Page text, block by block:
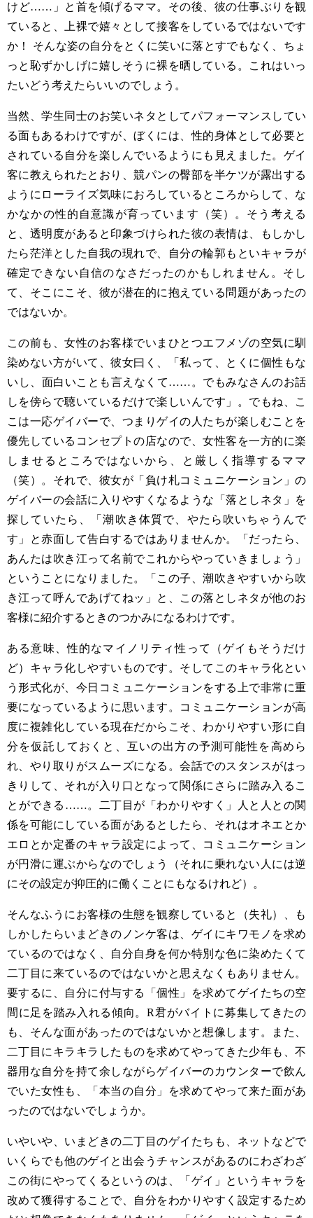
けど…… 」と首を傾げるママ。その後、彼の仕事ぶりを観
ていると、上裸で嬉々として接客をしているではないです
か！ そんな姿の自分をとくに笑いに落とすでもなく、ちょ
っと恥ずかしげに嬉しそうに裸を晒している。これはいっ
たいどう考えたらいいのでしょう。
当然、学生同士のお笑いネタとしてパフォーマンスしてい
る面もあるわけですが、ぼくには、性的身体として必要と
されている自分を楽しんでいるようにも見えました。ゲイ
客に教えられたとおり、競パンの臀部を半ケツが露出する
ようにローライズ気味におろしているところからして、な
かなかの性的自意識が育っています（笑）。そう考える
と、透明度があると印象づけられた彼の表情は、もしかし
たら茫洋とした自我の現れで、自分の輪郭もといキャラが
確定できない自信のなさだったのかもしれません。そし
て、そこにこそ、彼が潜在的に抱えている問題があったの
ではないか。
この前も、女性のお客様でいまひとつエフメゾの空気に馴
染めない方がいて、彼女曰く、「私って、とくに個性もな
いし、面白いことも言えなくて…… 。でもみなさんのお話
しを傍らで聴いているだけで楽しいんです」。でもね、こ
こは一応ゲイバーで、つまりゲイの人たちが楽しむことを
優先しているコンセプトの店なので、女性客を一方的に楽
しませるところではないから、と厳しく指導するママ
（笑）。それで、彼女が「負け札コミュニケーション」の
ゲイバーの会話に入りやすくなるような「落としネタ」を
探していたら、「潮吹き体質で、やたら吹いちゃうんで
す」と赤面して告白するではありませんか。「だったら、
あんたは吹き江って名前でこれからやっていきましょう」
ということになりました。「この子、潮吹きやすいから吹
き江って呼んであげてねッ」と、この落としネタが他のお
客様に紹介するときのつかみになるわけです。
ある意味、性的なマイノリティ性って（ゲイもそうだけ
ど）キャラ化しやすいものです。そしてこのキャラ化とい
う形式化が、今日コミュニケーションをする上で非常に重
要になっているように思います。コミュニケーションが高
度に複雑化している現在だからこそ、わかりやすい形に自
分を仮託しておくと、互いの出方の予測可能性を高めら
れ、やり取りがスムーズになる。会話でのスタンスがはっ
きりして、それが入り口となって関係にさらに踏み入るこ
とができる ……。二丁目が「わかりやすく」人と人との関
係を可能にしている面があるとしたら、それはオネエとか
エロとか定番のキャラ設定によって、コミュニケーション
が円滑に運ぶからなのでしょう（それに乗れない人には逆
にその設定が抑圧的に働くことにもなるけれど）。
そんなふうにお客様の生態を観察していると（失礼）、も
しかしたらいまどきのノンケ客は、ゲイにキワモノを求め
ているのではなく、自分自身を何か特別な色に染めたくて
二丁目に来ているのではないかと思えなくもありません。
要するに、自分に付与する「個性」を求めてゲイたちの空
間に足を踏み入れる傾向。R君がバイトに募集してきたの
も、そんな面があったのではないかと想像します。また、
二丁目にキラキラしたものを求めてやってきた少年も、不
器用な自分を持て余しながらゲイバーのカウンターで飲ん
でいた女性も、「本当の自分」を求めてやって来た面があ
ったのではないでしょうか。
いやいや、いまどきの二丁目のゲイたちも、ネットなどで
いくらでも他のゲイと出会うチャンスがあるのにわざわざ
この街にやってくるというのは、「ゲイ」というキャラを
改めて獲得することで、自分をわかりやすく設定するため